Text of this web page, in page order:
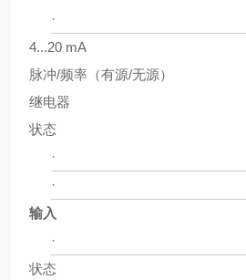
·
4...20 mA
脉冲/频率（有源/无源）
继电器
状态
·
·
输入
·
状态